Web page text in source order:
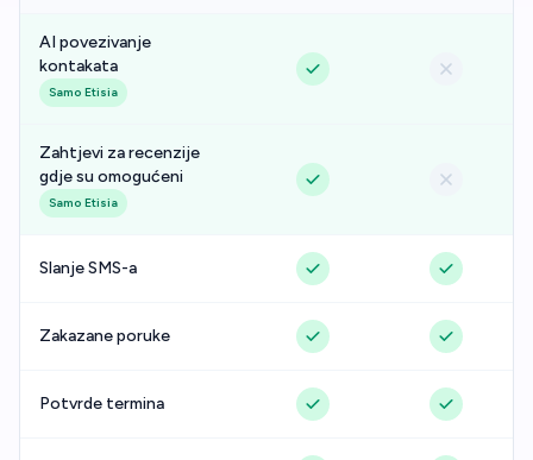
AI povezivanje
kontakata
Samo Etisia
Zahtjevi za recenzije
gdje su omogućeni
Samo Etisia
Slanje SMS-a
Zakazane poruke
Potvrde termina